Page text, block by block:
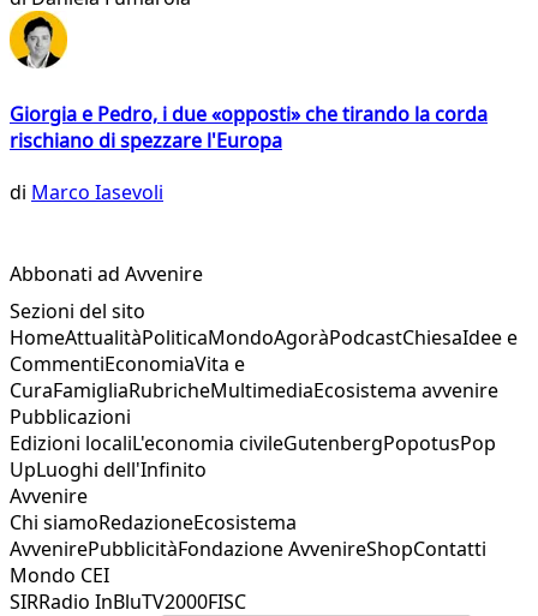
Giorgia e Pedro, i due «opposti» che tirando la corda
rischiano di spezzare l'Europa
di Marco Iasevoli
Abbonati ad Avvenire
Sezioni del sito
HomeAttualitàPoliticaMondoAgoràPodcastChiesaIdee e
CommentiEconomiaVita e
CuraFamigliaRubricheMultimediaEcosistema avvenire
Pubblicazioni
Edizioni localiL'economia civileGutenbergPopotusPop
UpLuoghi dell'Infinito
Avvenire
Chi siamoRedazioneEcosistema
AvvenirePubblicitàFondazione AvvenireShopContatti
Mondo CEI
SIRRadio InBluTV2000FISC